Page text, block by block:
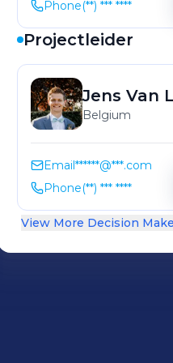
Phone(**) *** ****
Projectleider
Jens Van
Belgium
Email******@***.com
Phone(**) *** ****
View More Decision